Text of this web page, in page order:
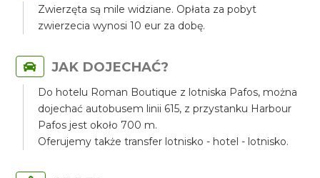
Zwierzęta są mile widziane. Opłata za pobyt
zwierzecia wynosi 10 eur za dobę.
JAK DOJECHAĆ?
Do hotelu Roman Boutique z lotniska Pafos, można
dojechać autobusem linii 615, z przystanku Harbour
Pafos jest około 700 m.
Oferujemy także transfer lotnisko - hotel - lotnisko.